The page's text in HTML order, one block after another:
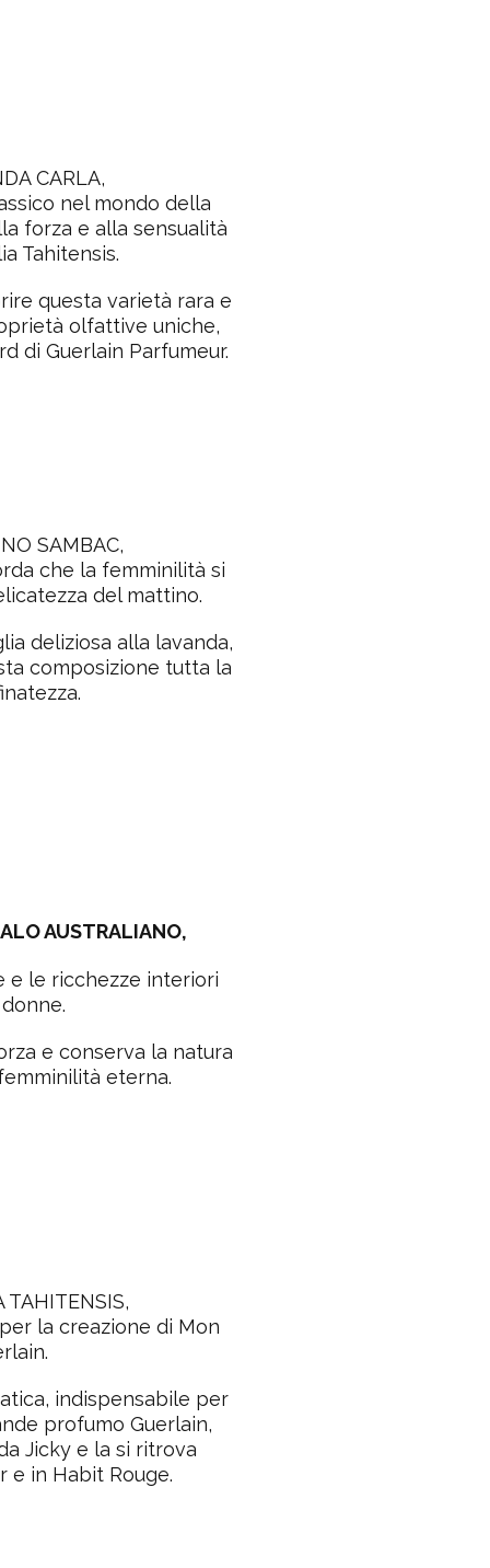
CARLA,
nel mondo della
forza e alla sensualità
Tahitensis.
questa varietà rara e
olfattive uniche,
di Guerlain Parfumeur.
SAMBAC,
che la femminilità si
del mattino.
deliziosa alla lavanda,
composizione tutta la
AUSTRALIANO,
e le ricchezze interiori
e conserva la natura
eterna.
TAHITENSIS,
la creazione di Mon
indispensabile per
profumo Guerlain,
Jicky e la si ritrova
e in Habit Rouge.